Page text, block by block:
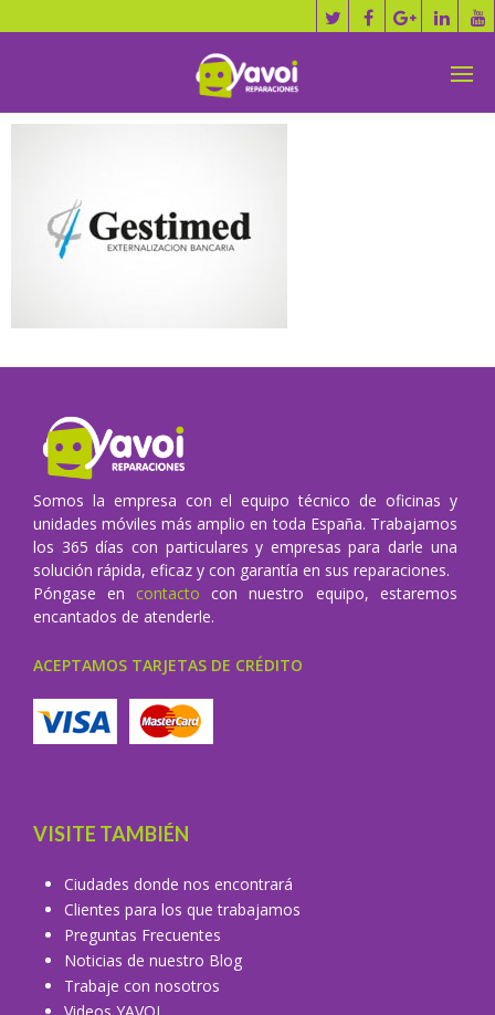
Somos la empresa con el equipo técnico de oficinas y
unidades móviles más amplio en toda España. Trabajamos
los 365 días con particulares y empresas para darle una
solución rápida, eficaz y con garantía en sus reparaciones.
Póngase en contacto con nuestro equipo, estaremos
encantados de atenderle.
ACEPTAMOS TARJETAS DE CRÉDITO
VISITE TAMBIÉN
Ciudades donde nos encontrará
Clientes para los que trabajamos
Preguntas Frecuentes
Noticias de nuestro Blog
Trabaje con nosotros